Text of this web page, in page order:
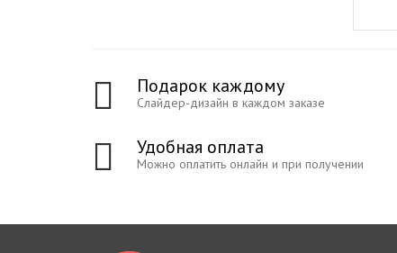
Подарок каждому
Слайдер-дизайн в каждом заказе
Удобная оплата
Можно оплатить онлайн и при получении